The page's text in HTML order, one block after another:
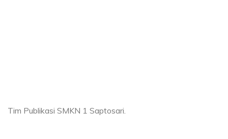
Tim Publikasi SMKN 1 Saptosari.